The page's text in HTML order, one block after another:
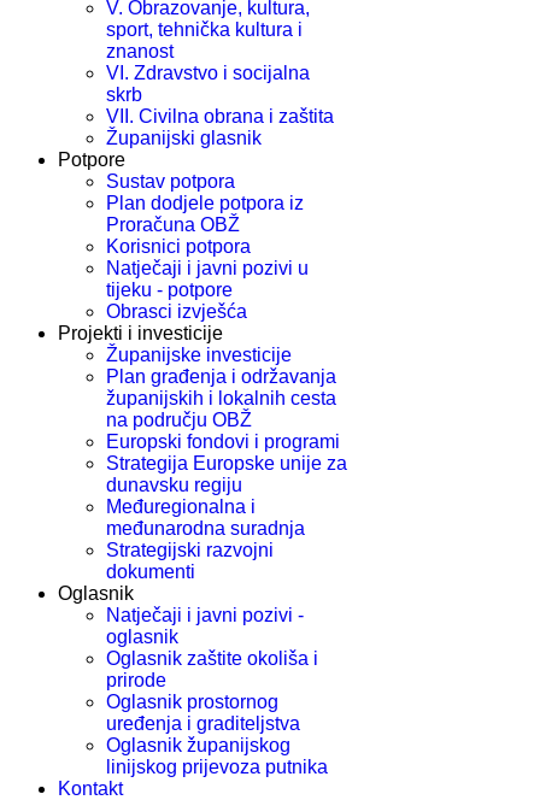
V. Obrazovanje, kultura,
sport, tehnička kultura i
znanost
VI. Zdravstvo i socijalna
skrb
VII. Civilna obrana i zaštita
Županijski glasnik
Potpore
Sustav potpora
Plan dodjele potpora iz
Proračuna OBŽ
Korisnici potpora
Natječaji i javni pozivi u
tijeku - potpore
Obrasci izvješća
Projekti i investicije
Županijske investicije
Plan građenja i održavanja
županijskih i lokalnih cesta
na području OBŽ
Europski fondovi i programi
Strategija Europske unije za
dunavsku regiju
Međuregionalna i
međunarodna suradnja
Strategijski razvojni
dokumenti
Oglasnik
Natječaji i javni pozivi -
oglasnik
Oglasnik zaštite okoliša i
prirode
Oglasnik prostornog
uređenja i graditeljstva
Oglasnik županijskog
linijskog prijevoza putnika
Kontakt